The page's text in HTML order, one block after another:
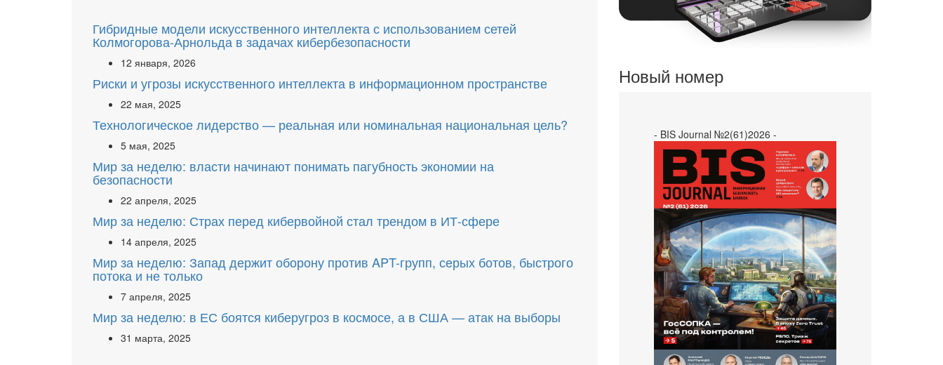
Гибридные модели искусственного интеллекта с использованием сетей
Колмогорова-Арнольда в задачах кибербезопасности
12 января, 2026
Риски и угрозы искусственного интеллекта в информационном пространстве
22 мая, 2025
Технологическое лидерство — реальная или номинальная национальная цель?
5 мая, 2025
Мир за неделю: власти начинают понимать пагубность экономии на
безопасности
22 апреля, 2025
Мир за неделю: Страх перед кибервойной стал трендом в ИТ-сфере
14 апреля, 2025
Мир за неделю: Запад держит оборону против APT-групп, серых ботов, быстрого
потока и не только
7 апреля, 2025
Мир за неделю: в ЕС боятся киберугроз в космосе, а в США — атак на выборы
31 марта, 2025
Новый номер
- BIS Journal №2(61)2026 -